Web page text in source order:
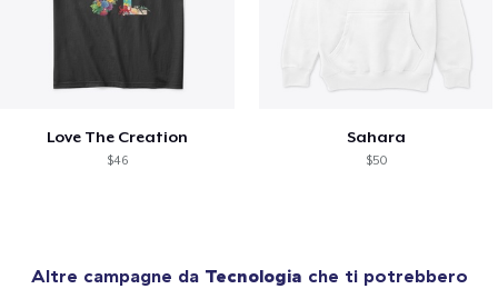
Love The Creation
$46
Sahara
$50
Altre campagne da Tecnologia che ti potrebbero